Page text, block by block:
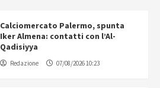
Calciomercato Palermo, spunta
Iker Almena: contatti con l’Al-
Qadisiyya
Redazione 07/08/2026 10:23